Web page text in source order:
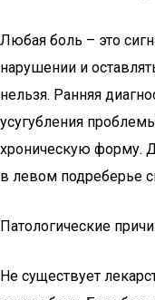
Любая боль – это
нарушении и
нельзя. Ранняя
усугубления
хроническую форму.
в левом подреберье
Патологические
Не существует